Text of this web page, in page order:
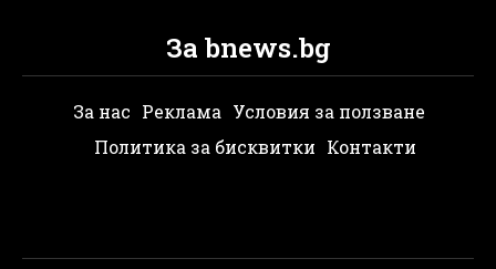
За bnews.bg
За нас Реклама Условия за ползване
Политика за бисквитки Контакти